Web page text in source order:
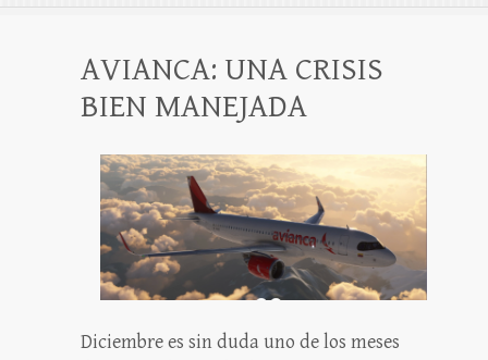
AVIANCA: UNA CRISIS
BIEN MANEJADA
Diciembre es sin duda uno de los meses